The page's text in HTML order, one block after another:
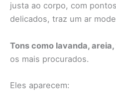
justa ao corpo, com
delicados, traz um ar
Tons como lavanda,
os mais procurados.
Eles aparecem: